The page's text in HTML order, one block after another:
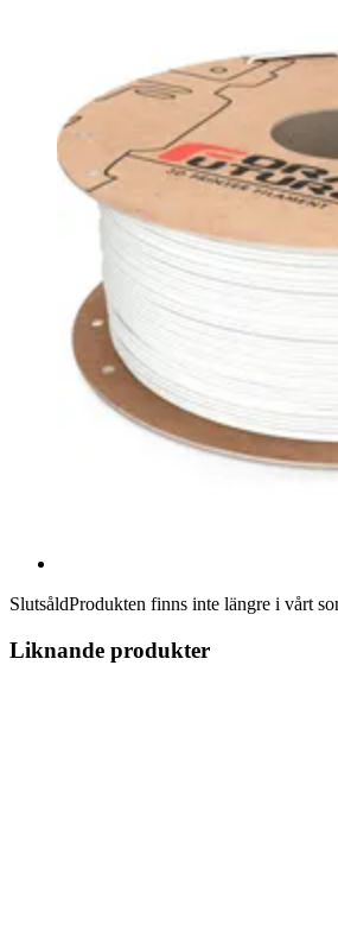
SlutsåldProdukten finns inte längre i vårt
Liknande produkter